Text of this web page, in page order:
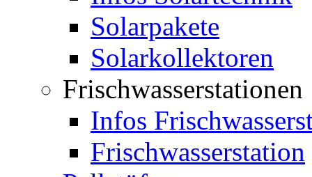
Solarpakete
Solarkollektoren
Frischwasserstationen
Infos
Frischwasserstation